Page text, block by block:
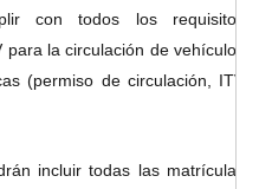
con todos los requisitos
la circulación de vehículos
(permiso de circulación, ITV
incluir todas las matrículas